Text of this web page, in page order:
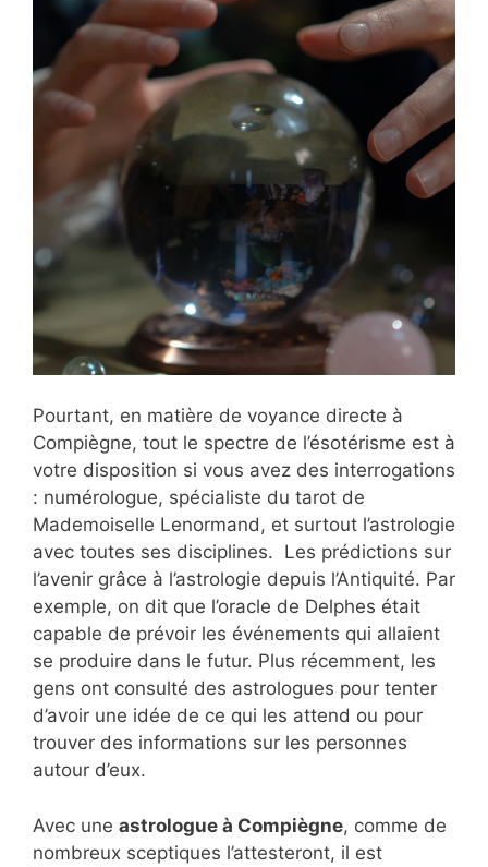
Pourtant, en matière de voyance directe à
Compiègne, tout le spectre de l’ésotérisme est à
votre disposition si vous avez des interrogations
: numérologue, spécialiste du tarot de
Mademoiselle Lenormand, et surtout l’astrologie
avec toutes ses disciplines. Les prédictions sur
l’avenir grâce à l’astrologie depuis l’Antiquité. Par
exemple, on dit que l’oracle de Delphes était
capable de prévoir les événements qui allaient
se produire dans le futur. Plus récemment, les
gens ont consulté des astrologues pour tenter
d’avoir une idée de ce qui les attend ou pour
trouver des informations sur les personnes
autour d’eux.
Avec une astrologue à Compiègne, comme de
nombreux sceptiques l’attesteront, il est